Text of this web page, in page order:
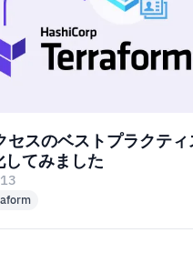
セスのベストプラクティ
てみました